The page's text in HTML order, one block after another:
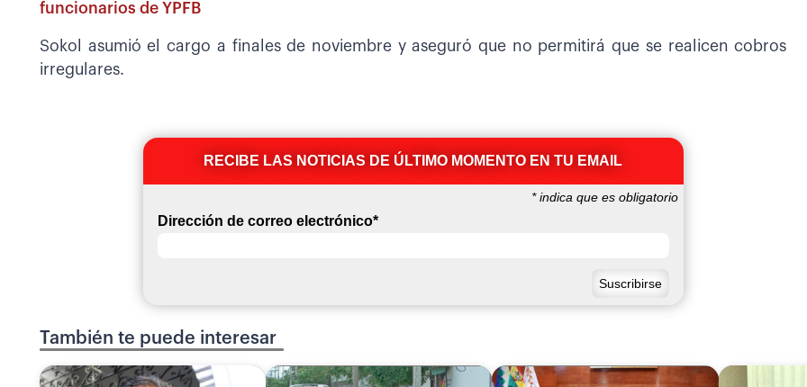
funcionarios de YPFB
Sokol asumió el cargo a finales de noviembre y aseguró que no permitirá que se realicen cobros
irregulares.
RECIBE LAS NOTICIAS DE ÚLTIMO MOMENTO EN TU EMAIL
*indica que es obligatorio
Dirección de correo electrónico*
También te puede interesar